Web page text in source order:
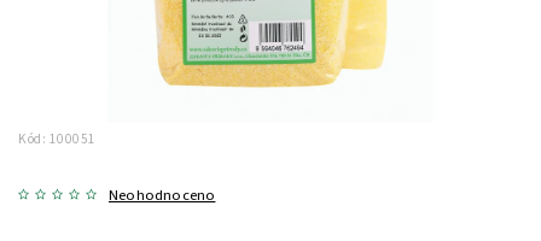
Kód: 100051
Neohodnoceno